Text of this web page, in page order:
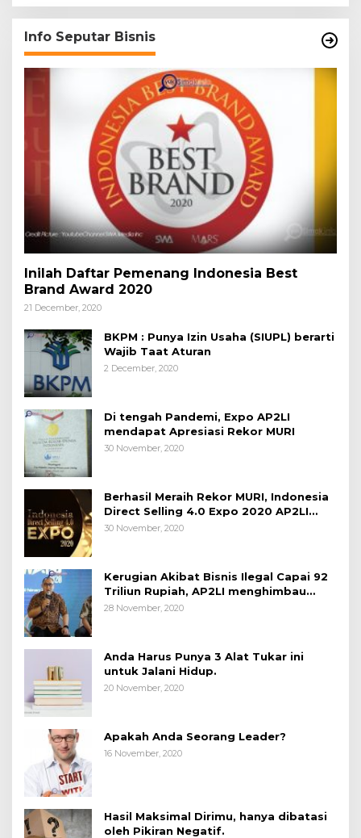
Info Seputar Bisnis
Inilah Daftar Pemenang Indonesia Best
Brand Award 2020
21 December, 2020
BKPM : Punya Izin Usaha (SIUPL) berarti
Wajib Taat Aturan
2 December, 2020
Di tengah Pandemi, Expo AP2LI
mendapat Apresiasi Rekor MURI
30 November, 2020
Berhasil Meraih Rekor MURI, Indonesia
Direct Selling 4.0 Expo 2020 AP2LI
berakhir sangat memuaskan
30 November, 2020
Kerugian Akibat Bisnis Ilegal Capai 92
Triliun Rupiah, AP2LI menghimbau
masyarakat Waspada.
28 November, 2020
Anda Harus Punya 3 Alat Tukar ini
untuk Jalani Hidup.
20 November, 2020
Apakah Anda Seorang Leader?
16 November, 2020
Hasil Maksimal Dirimu, hanya dibatasi
oleh Pikiran Negatif.